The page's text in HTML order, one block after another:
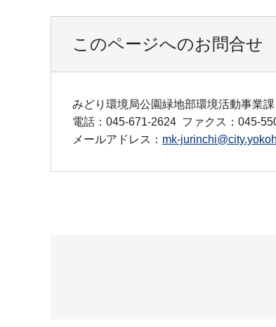
このページへのお問合せ
みどり環境局公園緑地部環境活動事業課
電話：045-671-2624 ファクス：045-
メールアドレス： mk-